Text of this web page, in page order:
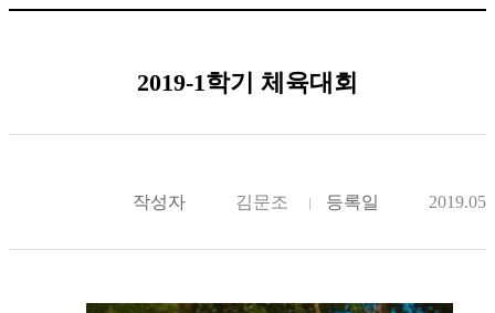
2019-1학기 체육대회
작성자 김문조 등록일